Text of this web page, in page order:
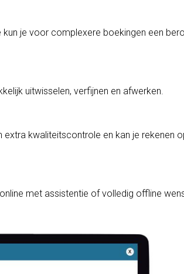
je voor complexere boekingen een
uitwisselen, verfijnen en afwerken.
extra kwaliteitscontrole en kan je rekenen
met assistentie of volledig offline